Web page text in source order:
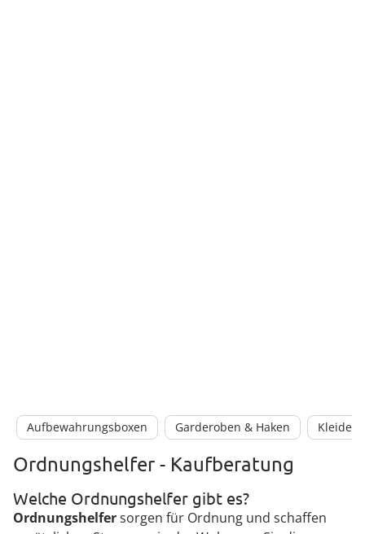
Aufbewahrungsboxen Garderoben & Haken
Ordnungshelfer - Kaufberatung
Welche Ordnungshelfer gibt es?
Ordnungshelfersorgen für Ordnung und schaffen